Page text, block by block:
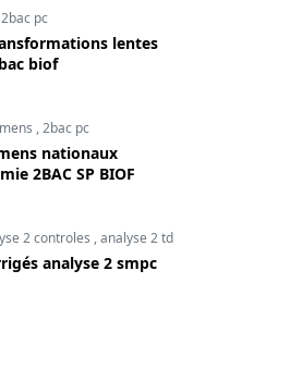
2bac pc
lentes
biof
,2bac pc
nationaux
2BAC SP BIOF
2 controles ,analyse 2 td
analyse 2 smpc